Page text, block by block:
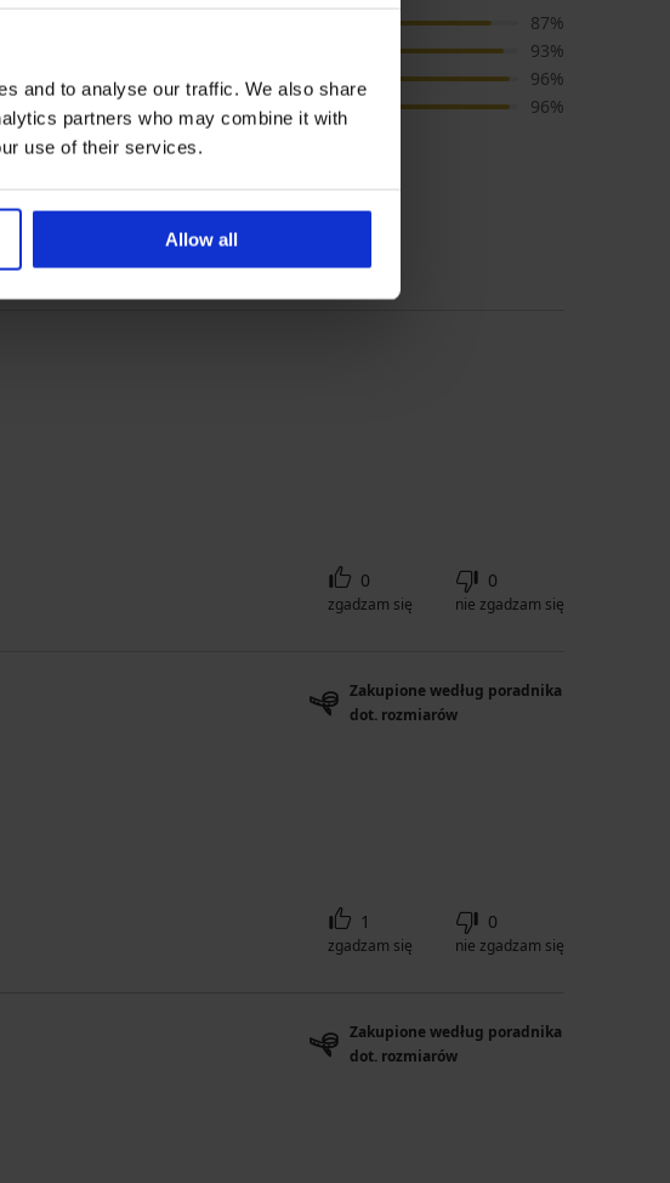
and to analyse our traffic. We also share
partners who may combine it with
use of their services.
Allow all
0x
0x
87%
93%
Kolor
96%
Rozmiar
96%
według poradnika dot. rozmiarów
0
zgadzam się
0
nie zgadzam się
Zakupione według poradnika
dot. rozmiarów
1
zgadzam się
0
nie zgadzam się
Zakupione według poradnika
dot. rozmiarów